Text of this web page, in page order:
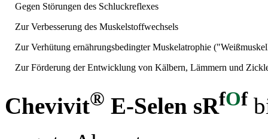
Gegen Störungen des Schluckreflexes
Zur Verbesserung des Muskelstoffwechsels
Zur Verhütung ernährungsbedingter Muskelatrophie
Zur Förderung der Entwicklung von Kälbern, Lämmern und
Chevivit® E-Selen sRfOf